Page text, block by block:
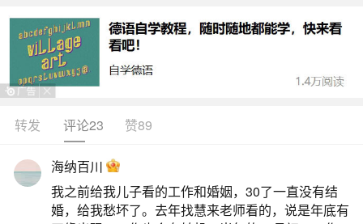
1、发财最猛的阳宅风水让儿子有出息的风水布
置
财位，顾名思义就是代表财富的风水位。一般
认为，客厅入户门斜对角的位置就是明财位。如果
在这里放置可以催旺财运的风水吉祥物，如招财貔
貅、发财树等，会使整所住宅财气充盈。我们能够
让财位的风水气场旺盛的时候，我们的财运自然也
转发 评论23 赞89
海纳百川
我之前给我儿子看的工作和婚姻，30了一直没有结
婚，给我愁坏了。去年找慧来老师看的，说是年底有